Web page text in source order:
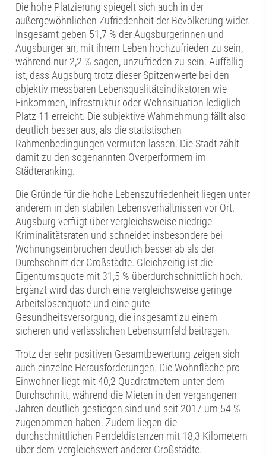
Die hohe Platzierung spiegelt sich auch in der
außergewöhnlichen Zufriedenheit der Bevölkerung wider.
Insgesamt geben 51,7 % der Augsburgerinnen und
Augsburger an, mit ihrem Leben hochzufrieden zu sein,
während nur 2,2 % sagen, unzufrieden zu sein. Auffällig
ist, dass Augsburg trotz dieser Spitzenwerte bei den
objektiv messbaren Lebensqualitätsindikatoren wie
Einkommen, Infrastruktur oder Wohnsituation lediglich
Platz 11 erreicht. Die subjektive Wahrnehmung fällt also
deutlich besser aus, als die statistischen
Rahmenbedingungen vermuten lassen. Die Stadt zählt
damit zu den sogenannten Overperformern im
Städteranking.
Die Gründe für die hohe Lebenszufriedenheit liegen unter
anderem in den stabilen Lebensverhältnissen vor Ort.
Augsburg verfügt über vergleichsweise niedrige
Kriminalitätsraten und schneidet insbesondere bei
Wohnungseinbrüchen deutlich besser ab als der
Durchschnitt der Großstädte. Gleichzeitig ist die
Eigentumsquote mit 31,5 % überdurchschnittlich hoch.
Ergänzt wird das durch eine vergleichsweise geringe
Arbeitslosenquote und eine gute
Gesundheitsversorgung, die insgesamt zu einem
sicheren und verlässlichen Lebensumfeld beitragen.
Trotz der sehr positiven Gesamtbewertung zeigen sich
auch einzelne Herausforderungen. Die Wohnfläche pro
Einwohner liegt mit 40,2 Quadratmetern unter dem
Durchschnitt, während die Mieten in den vergangenen
Jahren deutlich gestiegen sind und seit 2017 um 54 %
zugenommen haben. Zudem liegen die
durchschnittlichen Pendeldistanzen mit 18,3 Kilometern
über dem Vergleichswert anderer Großstädte.